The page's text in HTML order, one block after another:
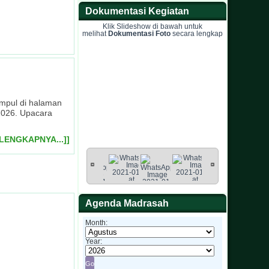
di halaman
Upacara
Dokumentasi Kegiatan
Klik Slideshow di bawah untuk
melihat Dokumentasi Foto secara lengkap
Agenda Madrasah
Month:
Year: